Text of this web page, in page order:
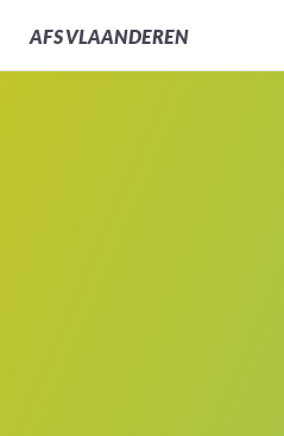
AFSVLAANDEREN